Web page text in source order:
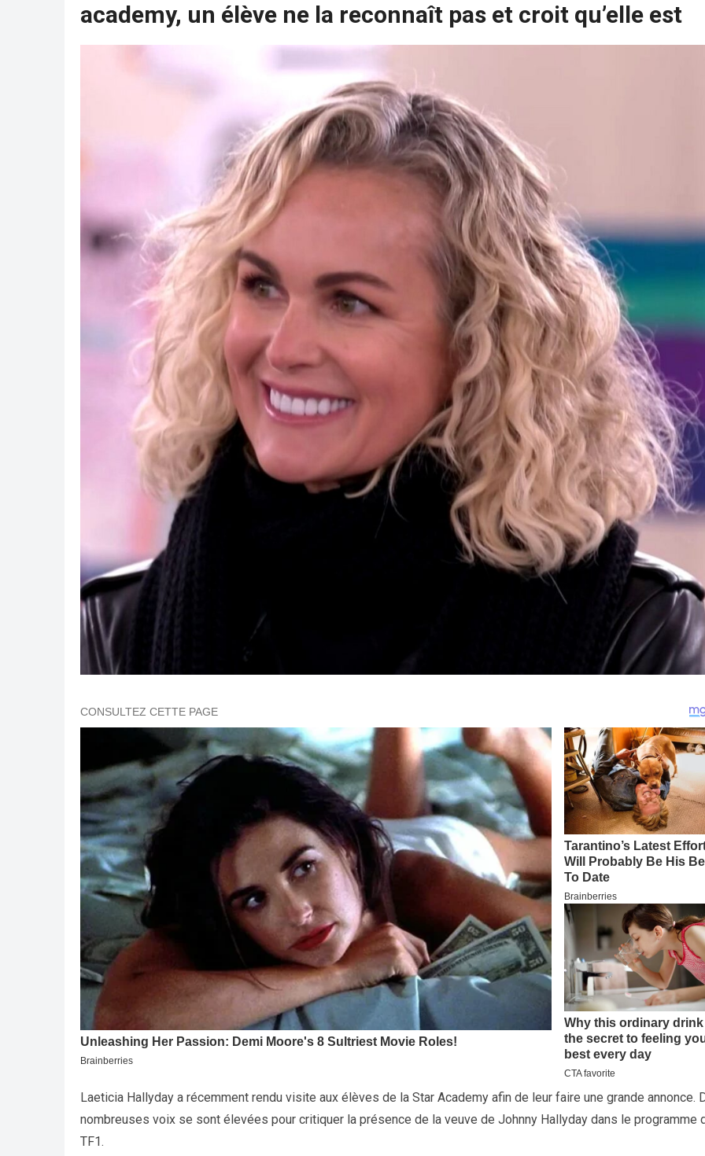
academy, un élève ne la reconnaît pas et croit qu’elle est
Laeticia Hallyday a récemment rendu visite aux élèves de la Star Academy afin de leur faire une grande annonce.
nombreuses voix se sont élevées pour critiquer la présence de la veuve de Johnny Hallyday dans le programme
TF1.